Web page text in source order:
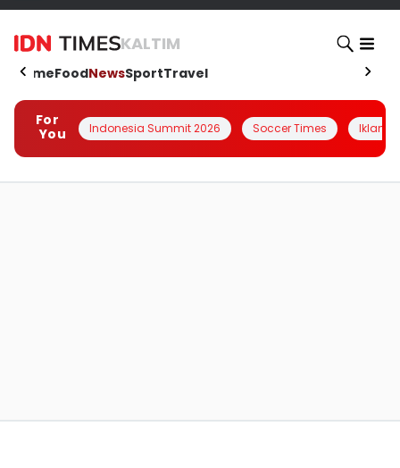
KALTIM
HomeFoodNewsSportTravel
For
You
Indonesia Summit 2026 Soccer Times Iklanin